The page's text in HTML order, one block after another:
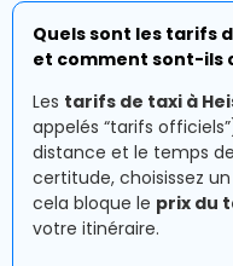
Quels sont les tarifs
et comment sont-ils
Les tarifs de taxi à
appelés “tarifs
distance et le temps
certitude, choisissez
cela bloque le prix du
votre itinéraire.